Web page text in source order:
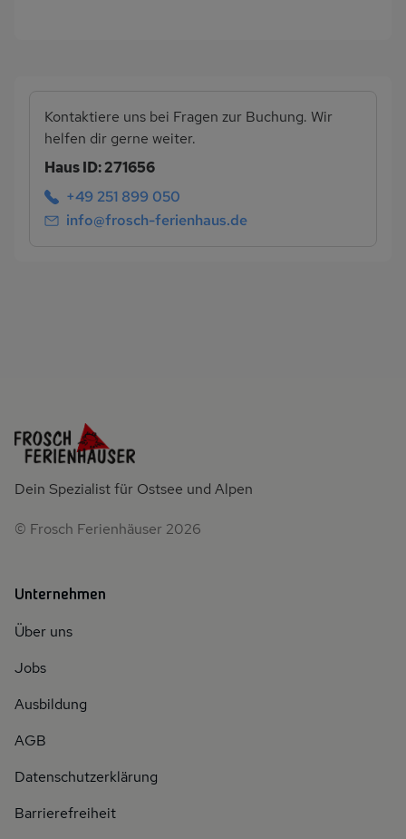
Kontaktiere uns bei Fragen zur Buchung. Wir
helfen dir gerne weiter.
Haus ID: 271656
+49 251 899 050
info@frosch-ferienhaus.de
Dein Spezialist für Ostsee und Alpen
© Frosch Ferienhäuser 2026
Unternehmen
Über uns
Jobs
Ausbildung
AGB
Datenschutzerklärung
Barrierefreiheit